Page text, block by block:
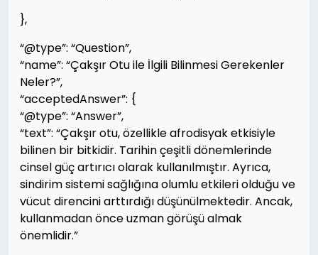
},
“@type”: “Question”,
“name”: “Çakşır Otu ile İlgili Bilinmesi Gerekenler
Neler?”,
“acceptedAnswer”: {
“@type”: “Answer”,
“text”: “Çakşır otu, özellikle afrodisyak etkisiyle
bilinen bir bitkidir. Tarihin çeşitli dönemlerinde
cinsel güç artırıcı olarak kullanılmıştır. Ayrıca,
sindirim sistemi sağlığına olumlu etkileri olduğu ve
vücut direncini arttırdığı düşünülmektedir. Ancak,
kullanmadan önce uzman görüşü almak
önemlidir.”